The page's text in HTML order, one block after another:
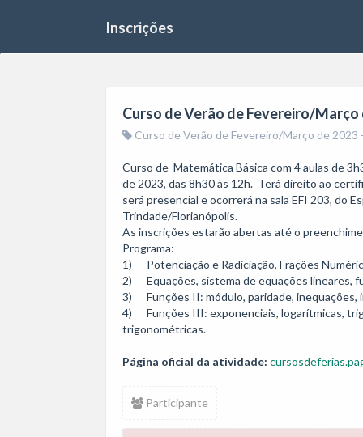
Inscrições
Curso de Verão de Fevereiro/
Curso de Verão de Fevereiro/Março de 2023
Curso de  Matemática Básica com 4 aulas de
de 2023, das 8h30 às 12h.  Terá direito ao
será presencial e ocorrerá na sala EFI 203, do
Trindade/Florianópolis.
As inscrições estarão abertas até o
Programa:
1)      Potenciação e Radiciação, Frações
2)      Equações, sistema de equações lineares,
3)      Funções II: módulo, paridade,
4)      Funções III: exponenciais, logarítmicas,
trigonométricas.
Página oficial da atividade:
Participante